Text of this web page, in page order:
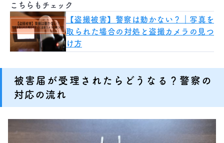
こちらもチェック
【盗撮被害】警察は動かない？｜写真を
取られた場合の対処と盗撮カメラの見つ
け方
被害届が受理されたらどうなる？警察の
対応の流れ